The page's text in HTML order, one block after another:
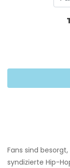
Fans sind besorgt,
syndizierte Hip-